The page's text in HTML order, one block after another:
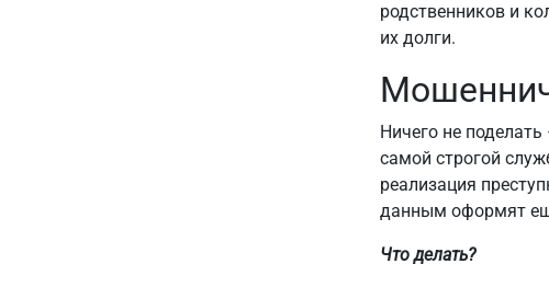
родственников и
их долги.
Ничего не
самой строгой
реализация
данным оформят
Что делать?